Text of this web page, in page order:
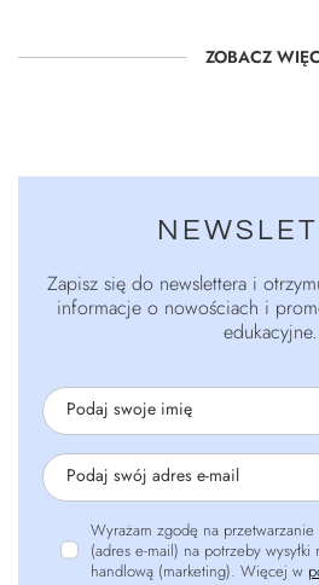
ZOBACZ
Zapisz się do newslettera i
informacje o nowościach i
edukacyjne.
Podaj swoje imię
Podaj swój adres e-mail
Wyrażam zgodę na
(adres e-mail) na potrzeby
handlową (marketing). Więcej w